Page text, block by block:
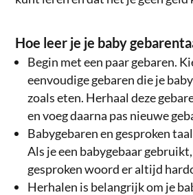
Hoe leer je je baby
Begin met een paar gebaren.
eenvoudige gebaren die je
zoals eten. Herhaal deze
en voeg daarna pas nieuwe
Babygebaren en gesproken
Als je een babygebaar
gesproken woord er altijd
Herhalen is belangrijk om je